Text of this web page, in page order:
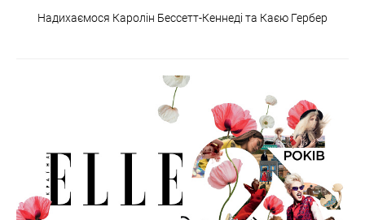
Надихаємося Каролін Бессетт-Кеннеді та Каєю Гербер